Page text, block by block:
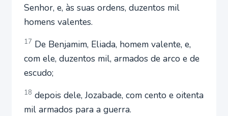
Senhor, e, às suas ordens, duzentos mil
homens valentes.
17 De Benjamim, Eliada, homem valente, e,
com ele, duzentos mil, armados de arco e de
escudo;
18 depois dele, Jozabade, com cento e oitenta
mil armados para a guerra.